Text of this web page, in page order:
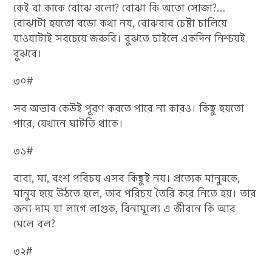
কেই বা কাকে বোঝে বলো? বোঝা কি অতো সোজা?…
বোঝাটা হয়তো বড়ো কথা নয়, বোঝবার চেষ্টা চালিয়ে
যাওয়াটাই সবচেয়ে জরুরি। বুঝতে চাইলে একদিন নিশ্চয়ই
বুঝবে।
৩০#
সব অভাব কেউই পূরণ করতে পারে না কারও। কিছু হয়তো
পারে, যেখানে ঘাটতি থাকে।
৩১#
বাবা, মা, বংশ পরিচয় এসব কিছুই নয়। প্রত্যেক মানুষকে,
মানুষ হয়ে উঠতে হলে, তার পরিচয় তৈরি করে নিতে হয়। তার
জন্য দাম যা লাগে লাগুক, বিনামূল্যে এ জীবনে কি আর
মেলে বল?
৩২#